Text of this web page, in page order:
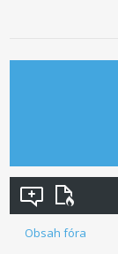
Obsah fóra